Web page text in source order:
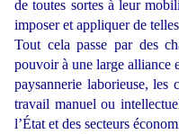
de toutes sortes à leur
imposer et appliquer de
Tout cela passe par des
pouvoir à une large alliance
paysannerie laborieuse, les
travail manuel ou
l’État et des secteurs